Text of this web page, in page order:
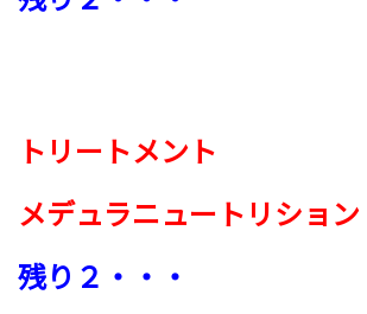
トリートメント
メデュラニュートリション
残り２・・・